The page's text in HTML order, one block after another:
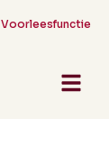
Voorleesfunctie